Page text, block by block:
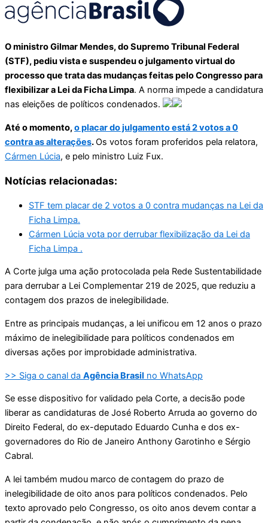
O ministro Gilmar Mendes, do Supremo Tribunal Federal
(STF), pediu vista e suspendeu o julgamento virtual do
processo que trata das mudanças feitas pelo Congresso para
flexibilizar a Lei da Ficha Limpa. A norma impede a candidatura
nas eleições de políticos condenados.
Até o momento,o placar do julgamento está 2 votos a 0
contra as alterações.Os votos foram proferidos pela relatora,
Cármen Lúcia, e pelo ministro Luiz Fux.
Notícias relacionadas:
STF tem placar de 2 votos a 0 contra mudanças na Lei da
Ficha Limpa.
Cármen Lúcia vota por derrubar flexibilização da Lei da
Ficha Limpa .
A Corte julga uma ação protocolada pela Rede Sustentabilidade
para derrubar a Lei Complementar 219 de 2025, que reduziu a
contagem dos prazos de inelegibilidade.
Entre as principais mudanças, a lei unificou em 12 anos o prazo
máximo de inelegibilidade para políticos condenados em
diversas ações por improbidade administrativa.
>> Siga o canal da Agência Brasil no WhatsApp
Se esse dispositivo for validado pela Corte, a decisão pode
liberar as candidaturas de José Roberto Arruda ao governo do
Direito Federal, do ex-deputado Eduardo Cunha e dos ex-
governadores do Rio de Janeiro Anthony Garotinho e Sérgio
Cabral.
A lei também mudou marco de contagem do prazo de
inelegibilidade de oito anos para políticos condenados. Pelo
texto aprovado pelo Congresso, os oito anos devem contar a